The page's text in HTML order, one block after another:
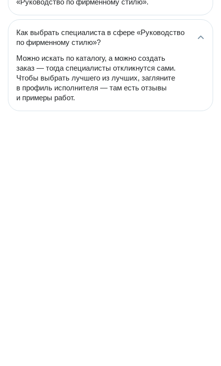
«Руководство по фирменному стилю».
Как выбрать специалиста в сфере «Руководство
по фирменному стилю»?
Можно искать по каталогу, а можно создать
заказ — тогда специалисты откликнутся сами.
Чтобы выбрать лучшего из лучших, загляните
в профиль исполнителя — там есть отзывы
и примеры работ.